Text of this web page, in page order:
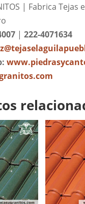
| Fabrica Tejas
| 222-4071634